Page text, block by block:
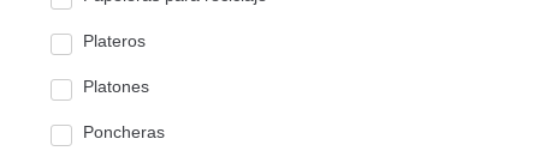
Plateros
Platones
Poncheras